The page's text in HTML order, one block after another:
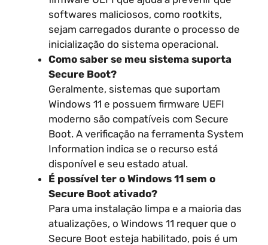
softwares maliciosos, como rootkits,
sejam carregados durante o processo de
inicialização do sistema operacional.
Como saber se meu sistema suporta
Secure Boot?
Geralmente, sistemas que suportam
Windows 11 e possuem firmware UEFI
moderno são compatíveis com Secure
Boot. A verificação na ferramenta System
Information indica se o recurso está
disponível e seu estado atual.
É possível ter o Windows 11 sem o
Secure Boot ativado?
Para uma instalação limpa e a maioria das
atualizações, o Windows 11 requer que o
Secure Boot esteja habilitado, pois é um